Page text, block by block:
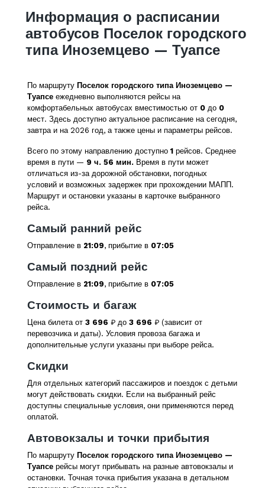
Информация о расписании
автобусов Поселок городского
типа Иноземцево — Туапсе
По маршруту Поселок городского типа Иноземцево —
Туапсе ежедневно выполняются рейсы на
комфортабельных автобусах вместимостью от 0 до 0
мест. Здесь доступно актуальное расписание на сегодня,
завтра и на 2026 год, а также цены и параметры рейсов.
Всего по этому направлению доступно1 рейсов. Среднее
время в пути — 9 ч. 56 мин. Время в пути может
отличаться из-за дорожной обстановки, погодных
условий и возможных задержек при прохождении МАПП.
Маршрут и остановки указаны в карточке выбранного
рейса.
Самый ранний рейс
Отправление в 21:09, прибытие в 07:05
Самый поздний рейс
Отправление в 21:09, прибытие в 07:05
Стоимость и багаж
Цена билета от 3 696 ₽ до 3 696 ₽ (зависит от
перевозчика и даты). Условия провоза багажа и
дополнительные услуги указаны при выборе рейса.
Скидки
Для отдельных категорий пассажиров и поездок с детьми
могут действовать скидки. Если на выбранный рейс
доступны специальные условия, они применяются перед
оплатой.
Автовокзалы и точки прибытия
По маршруту Поселок городского типа Иноземцево —
Туапсе рейсы могут прибывать на разные автовокзалы и
остановки. Точная точка прибытия указана в детальном